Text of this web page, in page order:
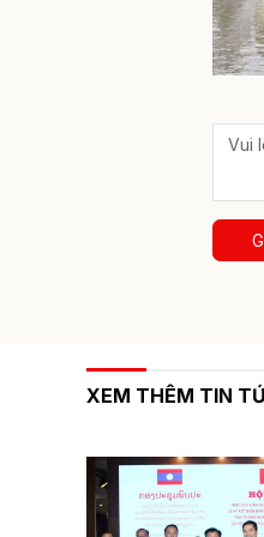
XEM THÊM TIN